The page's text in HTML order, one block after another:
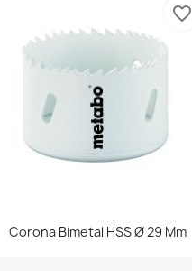
Vista rápida
Corona Bimetal HSS Ø 29 Mm
favorite_border